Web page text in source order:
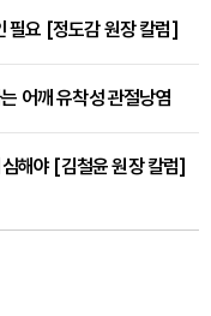
필요 [정도감 원장 칼럼]
어깨 유착성 관절낭염
해야 [김철윤 원장 칼럼]